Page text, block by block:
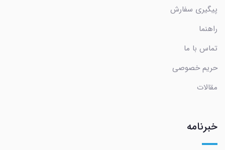
پیگیری سفارش
راهنما
تماس با ما
حریم خصوصی
مقالات
خبرنامه